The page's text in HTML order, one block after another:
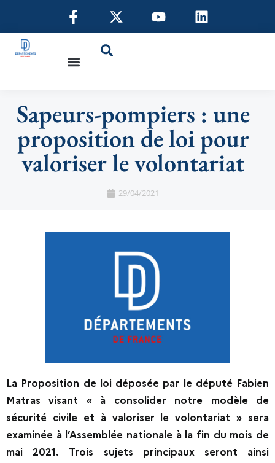
Sapeurs-pompiers : une
proposition de loi pour
valoriser le volontariat
29/04/2021
La Proposition de loi déposée par le député Fabien
Matras visant « à consolider notre modèle de
sécurité civile et à valoriser le volontariat » sera
examinée à l’Assemblée nationale à la fin du mois de
mai 2021. Trois sujets principaux seront ainsi